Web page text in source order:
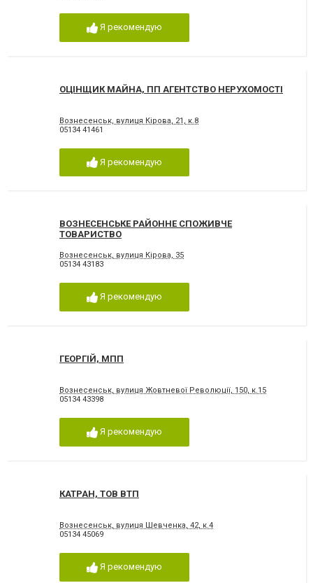
Я рекомендую
ОЦІНЩИК МАЙНА, ПП АГЕНТСТВО НЕРУХОМОСТІ
Вознесенськ, вулиця Кірова, 21, к.8
05134 41461
Я рекомендую
ВОЗНЕСЕНСЬКЕ РАЙОННЕ СПОЖИВЧЕ
ТОВАРИСТВО
Вознесенськ, вулиця Кірова, 35
05134 43183
Я рекомендую
ГЕОРГІЙ, МПП
Вознесенськ, вулиця Жовтневої Революції, 150, к.15
05134 43398
Я рекомендую
КАТРАН, ТОВ ВТП
Вознесенськ, вулиця Шевченка, 42, к.4
05134 45069
Я рекомендую